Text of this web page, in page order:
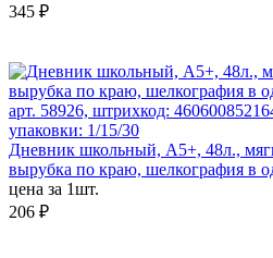
345 ₽
арт. 58926, штрихкод:
упаковки: 1/15/30
Дневник школьный, А5+, 48л.,
вырубка по краю, шелкография в
цена за 1шт.
206 ₽